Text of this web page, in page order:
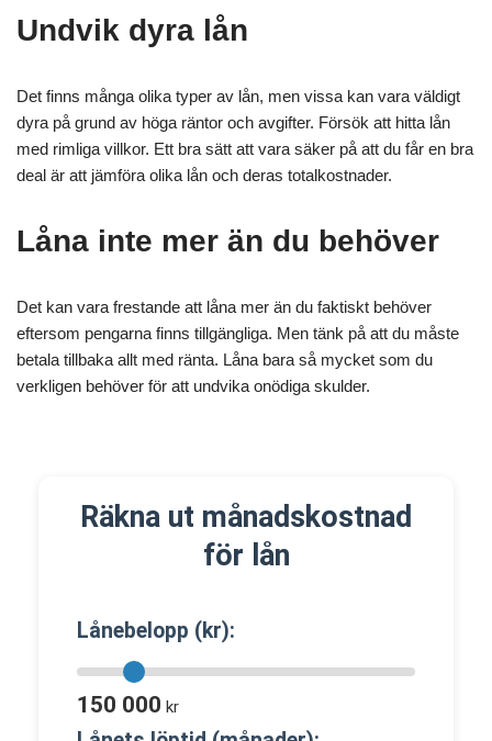
Undvik dyra lån
Det finns många olika typer av lån, men vissa kan vara väldigt
dyra på grund av höga räntor och avgifter. Försök att hitta lån
med rimliga villkor. Ett bra sätt att vara säker på att du får en bra
deal är att jämföra olika lån och deras totalkostnader.
Låna inte mer än du behöver
Det kan vara frestande att låna mer än du faktiskt behöver
eftersom pengarna finns tillgängliga. Men tänk på att du måste
betala tillbaka allt med ränta. Låna bara så mycket som du
verkligen behöver för att undvika onödiga skulder.
Räkna ut månadskostnad
för lån
Lånebelopp (kr):
150 000 kr